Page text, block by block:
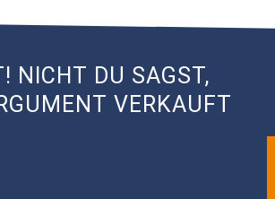
NICHT DU SAGST,
VERKAUFT